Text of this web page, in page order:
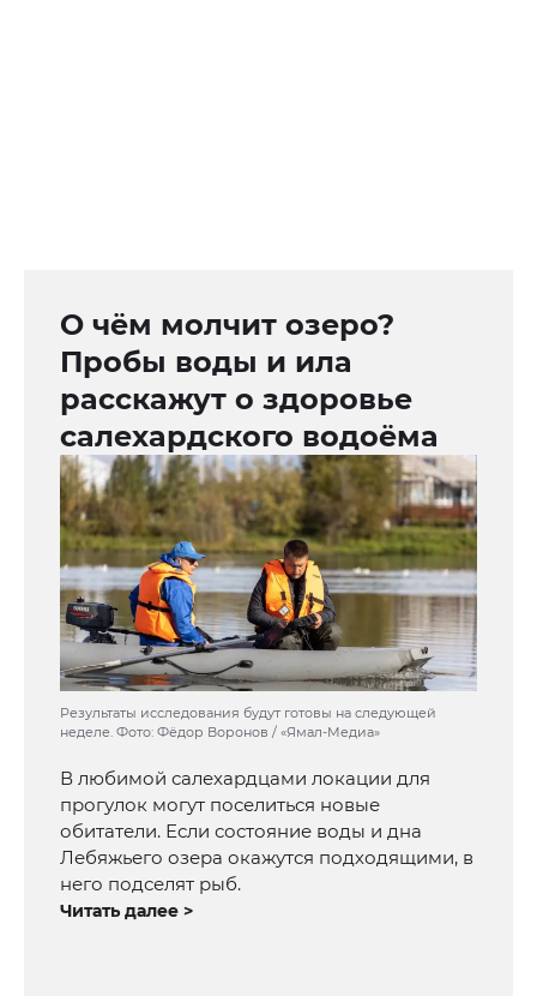
О чём молчит озеро?
Пробы воды и ила
расскажут о здоровье
салехардского водоёма
Результаты исследования будут готовы на следующей
неделе. Фото: Фёдор Воронов / «Ямал-Медиа»
В любимой салехардцами локации для
прогулок могут поселиться новые
обитатели. Если состояние воды и дна
Лебяжьего озера окажутся подходящими, в
него подселят рыб.
Читать далее >